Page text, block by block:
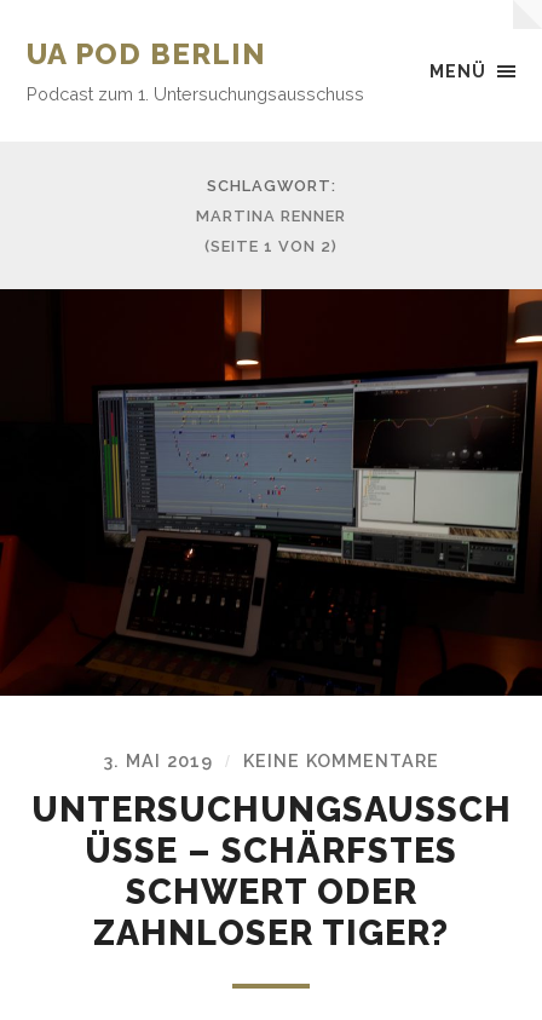
MENÜ
UA POD BERLIN
Podcast zum 1. Untersuchungsausschuss
SCHLAGWORT:
MARTINA RENNER
(SEITE 1 VON 2)
3. MAI 2019 / KEINE KOMMENTARE
UNTERSUCHUNGSAUSSCH
ÜSSE – SCHÄRFSTES
SCHWERT ODER
ZAHNLOSER TIGER?